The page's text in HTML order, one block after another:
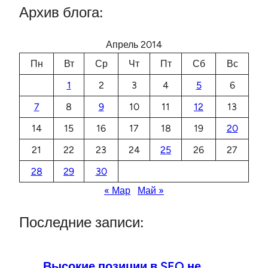
Архив блога:
Апрель 2014
Пн
Вт Ср Чт Пт Сб
Вс
1
2 3 4 5
6
7
8 9 10 11 12
13
14
15 16 17 18 19
20
21
22 23 24 25 26
27
28
29
30
« Мар
Май »
Последние записи: